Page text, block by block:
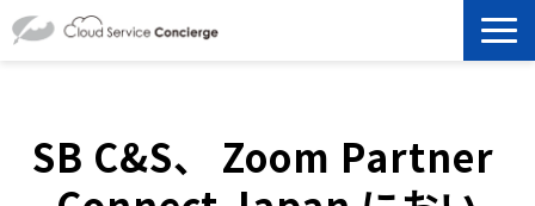
選ばれる理由
SB C&S、 Zoom Partner